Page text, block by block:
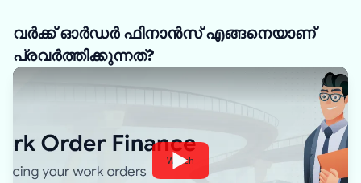
വർക്ക് ഓർഡർ ഫിനാൻസ് എങ്ങനെയാണ്
പ്രവർത്തിക്കുന്നത്?
Watch